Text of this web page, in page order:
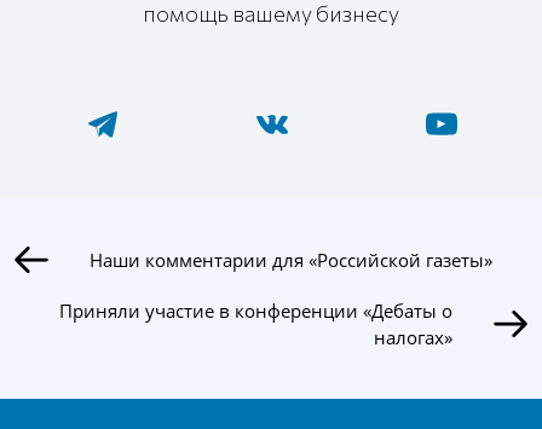
помощь вашему бизнесу
Наши комментарии для «Российской газеты»
Приняли участие в конференции «Дебаты о
налогах»